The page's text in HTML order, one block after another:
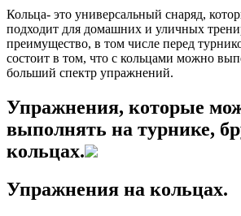
Кольца- это универсальный снаряд,
подходит для домашних и уличных
преимущество, в том числе перед
состоит в том, что с кольцами можно
больший спектр упражнений.
Упражнения, которые
выполнять на турнике,
кольцах.
Упражнения на кольцах.